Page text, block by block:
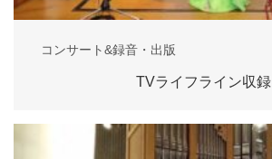
コンサート&録音・出版
TVライフライン収録